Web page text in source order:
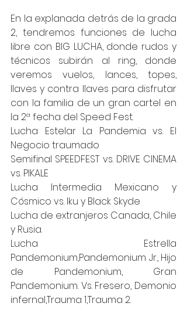
En la explanada detrás de la grada
2, tendremos funciones de lucha
libre con BIG LUCHA, donde rudos y
técnicos subirán al ring, donde
veremos vuelos, lances, topes,
llaves y contra llaves para disfrutar
con la familia de un gran cartel en
la 2ª fecha del Speed Fest.
Lucha Estelar La Pandemia vs. El
Negocio traumado
Semifinal SPEEDFEST vs. DRIVE CINEMA
vs. PIKALE
Lucha Intermedia Mexicano y
Cósmico vs. Iku y Black Skyde
Lucha de extranjeros Canada, Chile
y Rusia.
Lucha Estrella
Pandemonium,Pandemonium Jr., Hijo
de Pandemonium, Gran
Pandemonium. Vs. Fresero, Demonio
infernal,Trauma 1,Trauma 2.